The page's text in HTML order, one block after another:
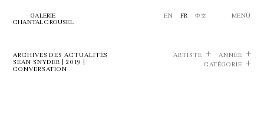
GALERIE
CHANTAL CROUSEL
EN FR 中文 MENU
ARCHIVES DES ACTUALITÉS
SEAN SNYDER | 2019 |
CONVERSATION
ARTISTE
ANNÉE
CATÉGORIE